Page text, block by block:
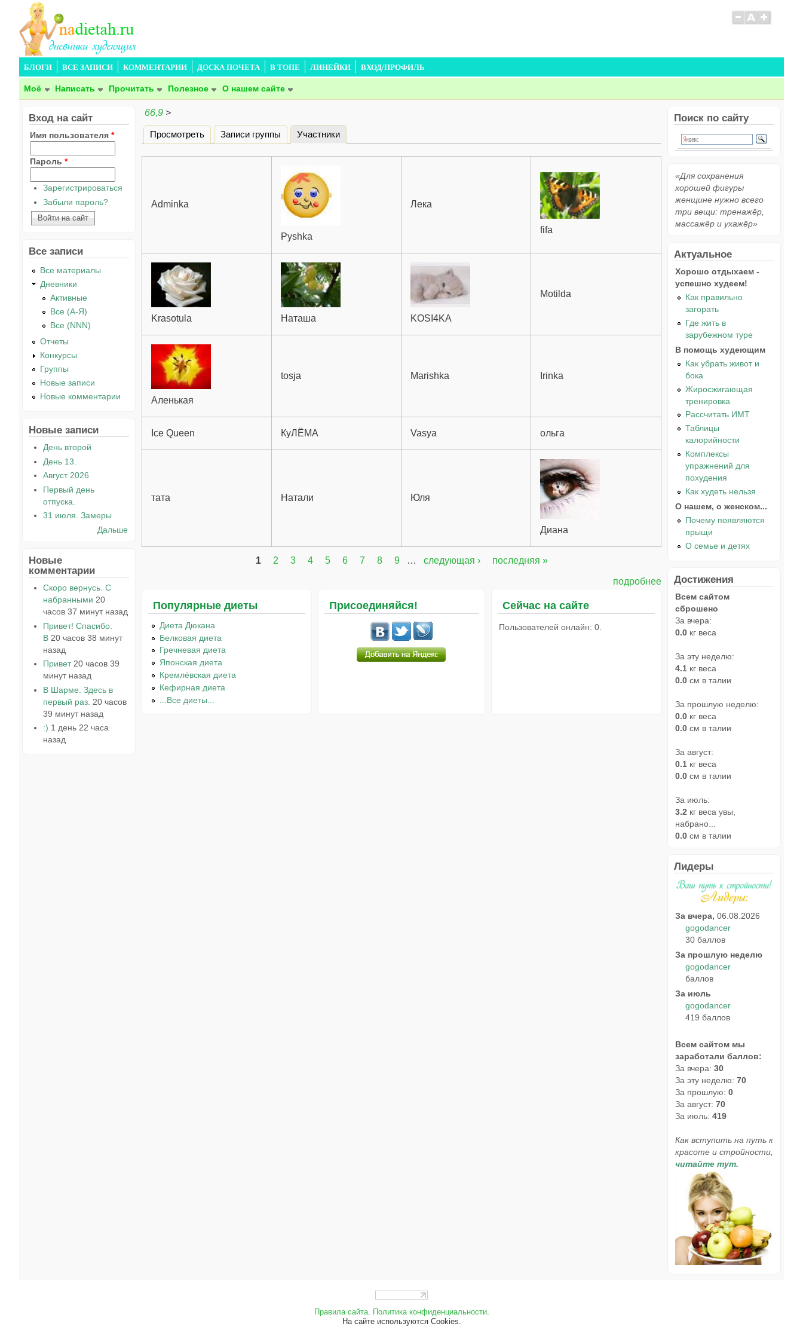
БЛОГИ ВСЕ ЗАПИСИ КОММЕНТАРИИ ДОСКА ПОЧЕТА В ТОПЕ ЛИНЕЙКИ ВХОД/ПРОФИЛЬ
Моё Написать Прочитать Полезное О нашем сайте
66,9 >
Главные вкладки
Просмотреть Записи группы Участники
Adminka
Pyshka
Лека
fifa
Krasotula Наташа KOSI4KA
Motilda
Аленькая
tosja Marishka Irinka
Ice Queen КуЛЁМА Vasya ольга
тата Натали Юля
Диана
1 2 3 4 5 6 7 8 9 … следующая › последняя »
подробнее
Популярные диеты
Диета Дюкана
Белковая диета
Гречневая диета
Японская диета
Кремлёвская диета
Кефирная диета
...Все диеты...
Присоединяйся! Сейчас на сайте
Пользователей онлайн: 0.
Вход на сайт
Имя пользователя *
Пароль *
Зарегистрироваться
Забыли пароль?
Все записи
Все материалы
Дневники
Активные
Все (А-Я)
Все (NNN)
Отчеты
Конкурсы
Группы
Новые записи
Новые комментарии
Новые записи
День второй
День 13.
Август 2026
Первый день
отпуска.
31 июля. Замеры
Дальше
Новые
комментарии
Скоро вернусь. С
набранными 20
часов 37 минут назад
Привет! Спасибо.
В 20 часов 38 минут
назад
Привет 20 часов 39
минут назад
В Шарме. Здесь в
первый раз. 20 часов
39 минут назад
:) 1 день 22 часа
назад
Поиск по сайту
«Для сохранения
хорошей фигуры
женщине нужно всего
три вещи: тренажёр,
массажёр и ухажёр»
Актуальное
Хорошо отдыхаем -
успешно худеем!
Как правильно
загорать
Где жить в
зарубежном туре
В помощь худеющим
Как убрать живот и
бока
Жиросжигающая
тренировка
Рассчитать ИМТ
Таблицы
калорийности
Комплексы
упражнений для
похудения
Как худеть нельзя
О нашем, о женском...
Почему появляются
прыщи
О семье и детях
Достижения
Всем сайтом
сброшено
За вчера:
0.0 кг веса
За эту неделю:
4.1 кг веса
0.0 см в талии
За прошлую неделю:
0.0 кг веса
0.0 см в талии
За август:
0.1 кг веса
0.0 см в талии
За июль:
3.2 кг веса увы,
набрано...
0.0 см в талии
Лидеры
За вчера, 06.08.2026
gogodancer
30 баллов
За прошлую неделю
gogodancer
баллов
За июль
gogodancer
419 баллов
Всем сайтом мы
заработали баллов:
За вчера: 30
За эту неделю: 70
За прошлую: 0
За август: 70
За июль: 419
Как вступить на путь к
красоте и стройности,
читайте тут.
Правила сайта. Политика конфиденциальности.
На сайте используются Cookies.